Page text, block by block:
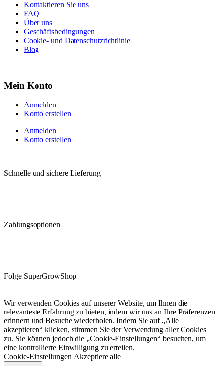
Kontaktieren Sie uns
FAQ
Über uns
Geschäftsbedingungen
Cookie- und Datenschutzrichtlinie
Blog
Mein Konto
Anmelden
Konto erstellen
Anmelden
Konto erstellen
Schnelle und sichere Lieferung
Zahlungsoptionen
Folge SuperGrowShop
Wir verwenden Cookies auf unserer Website, um Ihnen die
relevanteste Erfahrung zu bieten, indem wir uns an Ihre Präferenzen
erinnern und Besuche wiederholen. Indem Sie auf „Alle
akzeptieren“ klicken, stimmen Sie der Verwendung aller Cookies
zu. Sie können jedoch die „Cookie-Einstellungen“ besuchen, um
eine kontrollierte Einwilligung zu erteilen.
Cookie-Einstellungen Akzeptiere alle